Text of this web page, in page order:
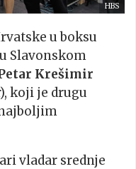
HBS
u boksu
Slavonskom
Krešimir
koji je drugu
vladar srednje